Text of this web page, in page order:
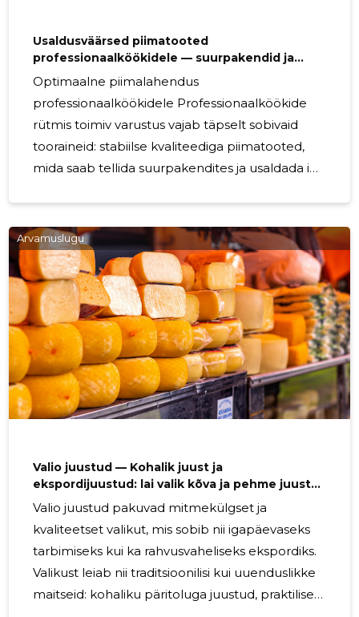
Usaldusväärsed piimatooted
professionaalköökidele — suurpakendid ja
kindel tarnekindlus
Optimaalne piimalahendus
professionaalköökidele Professionaalköökide
rütmis toimiv varustus vajab täpselt sobivaid
tooraineid: stabiilse kvaliteediga piimatooted,
mida saab tellida suurpakendites ja usaldada iga
kes nõuavad kuluefektiivsust, lihtsat laohaldust
ja tarnekindlust igal nädalal. Kes sellest kõige
rohkem kasu saab? Ideaalne valik on
restoranidele , suurtele köökidele,
catering‑ettevõtetele ja hulgimüüjatele, kes
töötavad mahukate retseptide ja kiire
nõudlusega. Lai
Arvamuslugu
Valio juustud — Kohalik juust ja
ekspordijuustud: lai valik kõva ja pehme juustu
jaekaubandusele ning toitlustusele
Valio juustud pakuvad mitmekülgset ja
kvaliteetset valikut, mis sobib nii igapäevaseks
tarbimiseks kui ka rahvusvaheliseks ekspordiks.
Valikust leiab nii traditsioonilisi kui uuenduslikke
maitseid: kohaliku päritoluga juustud, praktilised